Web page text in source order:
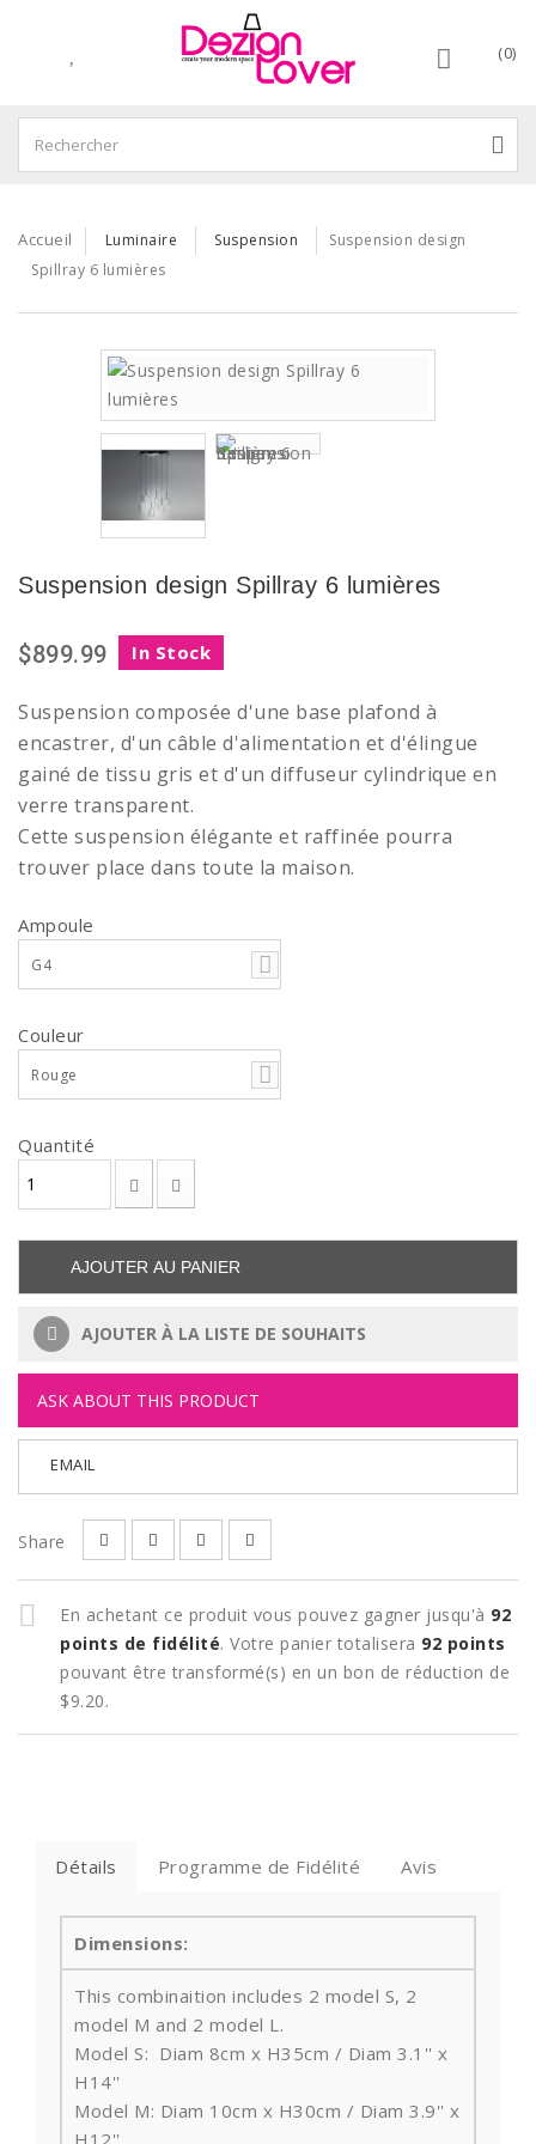
(0)
Accueil Luminaire Suspension
Suspension design
Spillray 6 lumières
Suspension design Spillray 6 lumières
$899.99 In Stock
Suspension composée d'une base plafond à
encastrer, d'un câble d'alimentation et d'élingue
gainé de tissu gris et d'un diffuseur cylindrique en
verre transparent.
Cette suspension élégante et raffinée pourra
trouver place dans toute la maison.
Ampoule
G4
Couleur
Rouge
Quantité
AJOUTER AU PANIER
AJOUTER À LA LISTE DE SOUHAITS
ASK ABOUT THIS PRODUCT
EMAIL
Share
En achetant ce produit vous pouvez gagner jusqu'à 92
points de fidélité. Votre panier totalisera 92 points
pouvant être transformé(s) en un bon de réduction de
$9.20.
Détails Programme de Fidélité Avis
Dimensions:
This combinaition includes 2 model S, 2
model M and 2 model L.
Model S: Diam 8cm x H35cm / Diam 3.1'' x
H14''
Model M: Diam 10cm x H30cm / Diam 3.9'' x
H12''